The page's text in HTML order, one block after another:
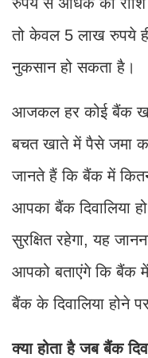
तो केवल 5 लाख रुपये
नुकसान हो सकता है।
आजकल हर कोई बैंक
बचत खाते में पैसे जमा
जानते हैं कि बैंक में
आपका बैंक दिवालिया
सुरक्षित रहेगा, यह
आपको बताएंगे कि बैंक
बैंक के दिवालिया होने
क्या होता है जब बैंक